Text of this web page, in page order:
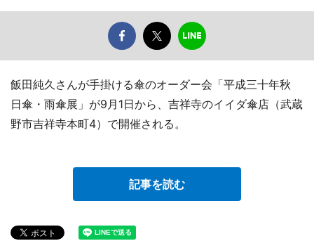
飯田純久さんが手掛ける傘のオーダー会「平成三十年秋
日傘・雨傘展」が9月1日から、吉祥寺のイイダ傘店（武蔵
野市吉祥寺本町4）で開催される。
記事を読む